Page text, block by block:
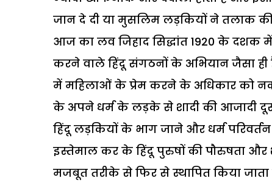
जान दे दी या मुसलिम लड़कियों ने तलाक की
आज का लव जिहाद सिद्धांत 1920 के दशक में
करने वाले हिंदू संगठनों के अभियान जैसा ही
में महिलाओं के प्रेम करने के अधिकार को
के अपने धर्म के लड़के से शादी की आजादी
हिंदू लड़कियों के भाग जाने और धर्म
इस्तेमाल कर के हिंदू पुरुषों की पौरुषता और
मजबूत तरीके से फिर से स्थापित किया